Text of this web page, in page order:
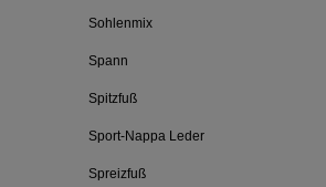
Sohlenmix
Spann
Spitzfuß
Sport-Nappa Leder
Spreizfuß